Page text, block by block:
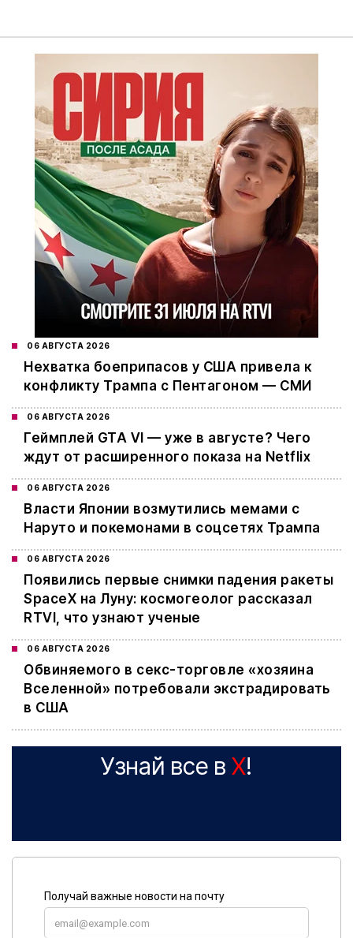
06 АВГУСТА 2026
Нехватка боеприпасов у США привела к
конфликту Трампа с Пентагоном — СМИ
06 АВГУСТА 2026
Геймплей GTA VI — уже в августе? Чего
ждут от расширенного показа на Netflix
06 АВГУСТА 2026
Власти Японии возмутились мемами с
Наруто и покемонами в соцсетях Трампа
06 АВГУСТА 2026
Появились первые снимки падения ракеты
SpaceX на Луну: космогеолог рассказал
RTVI, что узнают ученые
06 АВГУСТА 2026
Обвиняемого в секс-торговле «хозяина
Вселенной» потребовали экстрадировать
в США
Узнай все в X!